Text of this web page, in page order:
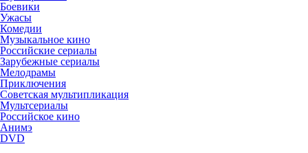
Боевики
Ужасы
Комедии
Музыкальное кино
Российские сериалы
Зарубежные сериалы
Мелодрамы
Приключения
Советская мультипликация
Мультсериалы
Российское кино
Анимэ
DVD